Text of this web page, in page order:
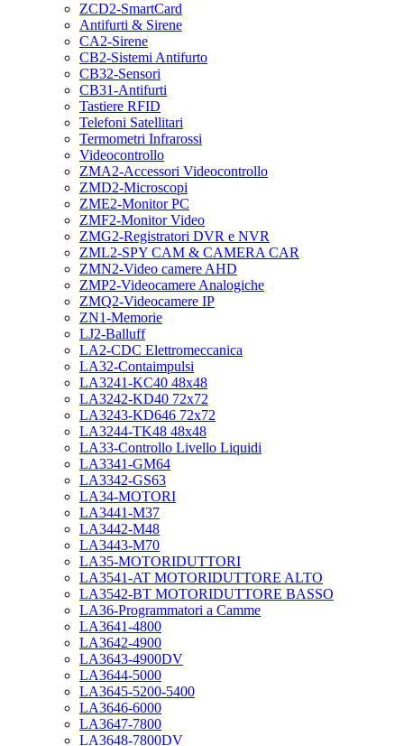
ZCD2-SmartCard
Antifurti & Sirene
CA2-Sirene
CB2-Sistemi Antifurto
CB32-Sensori
CB31-Antifurti
Tastiere RFID
Telefoni Satellitari
Termometri Infrarossi
Videocontrollo
ZMA2-Accessori Videocontrollo
ZMD2-Microscopi
ZME2-Monitor PC
ZMF2-Monitor Video
ZMG2-Registratori DVR e NVR
ZML2-SPY CAM & CAMERA CAR
ZMN2-Video camere AHD
ZMP2-Videocamere Analogiche
ZMQ2-Videocamere IP
ZN1-Memorie
LJ2-Balluff
LA2-CDC Elettromeccanica
LA32-Contaimpulsi
LA3241-KC40 48x48
LA3242-KD40 72x72
LA3243-KD646 72x72
LA3244-TK48 48x48
LA33-Controllo Livello Liquidi
LA3341-GM64
LA3342-GS63
LA34-MOTORI
LA3441-M37
LA3442-M48
LA3443-M70
LA35-MOTORIDUTTORI
LA3541-AT MOTORIDUTTORE ALTO
LA3542-BT MOTORIDUTTORE BASSO
LA36-Programmatori a Camme
LA3641-4800
LA3642-4900
LA3643-4900DV
LA3644-5000
LA3645-5200-5400
LA3646-6000
LA3647-7800
LA3648-7800DV